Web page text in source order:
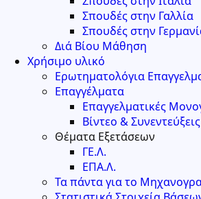
Σπουδές στην Γαλλία
Σπουδές στην
Διά Βίου Μάθηση
Χρήσιμο υλικό
Ερωτηματολόγια
Επαγγέλματα
Επαγγελματικές
Βίντεο & Συνεντεύξεις
Θέματα Εξετάσεων
ΓΕ.Λ.
ΕΠΑ.Λ.
Τα πάντα για το